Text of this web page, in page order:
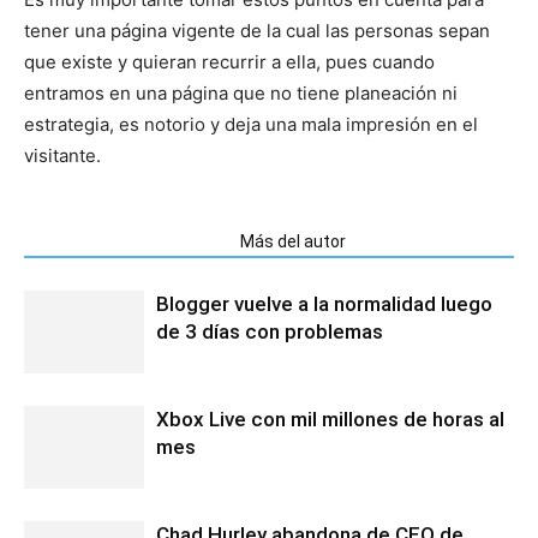
tener una página vigente de la cual las personas sepan
que existe y quieran recurrir a ella, pues cuando
entramos en una página que no tiene planeación ni
estrategia, es notorio y deja una mala impresión en el
visitante.
Más del autor
Blogger vuelve a la normalidad luego
de 3 días con problemas
Xbox Live con mil millones de horas al
mes